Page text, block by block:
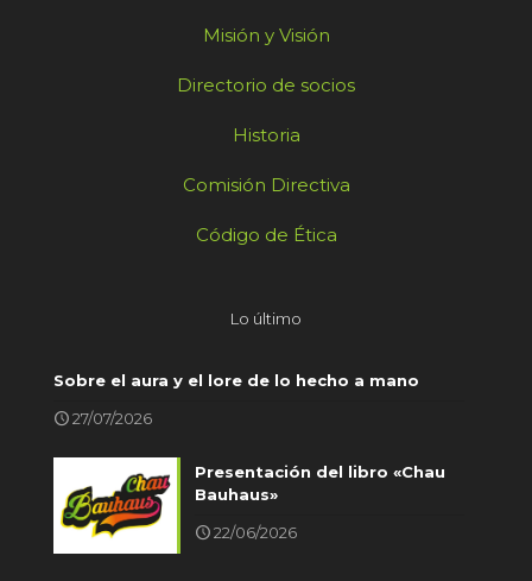
Misión y Visión
Directorio de socios
Historia
Comisión Directiva
Código de Ética
Lo último
Sobre el aura y el lore de lo hecho a mano
27/07/2026
Presentación del libro «Chau
Bauhaus»
22/06/2026